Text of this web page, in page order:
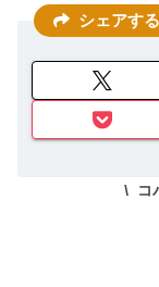
シェアする
コ